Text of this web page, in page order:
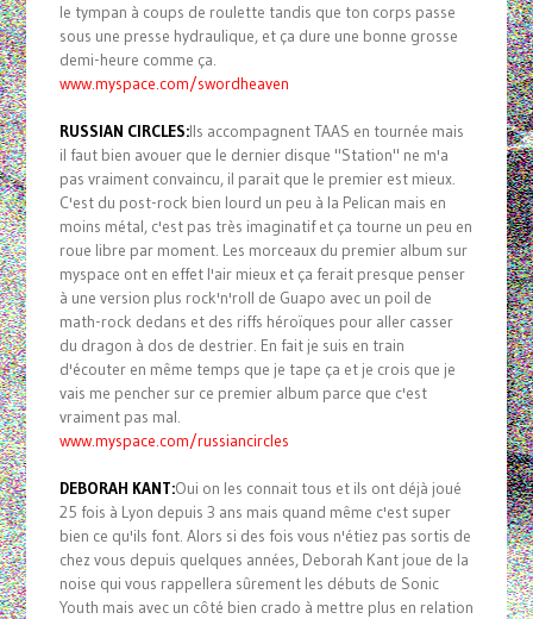
le tympan à coups de roulette tandis que ton corps passe
sous une presse hydraulique, et ça dure une bonne grosse
demi-heure comme ça.
www.myspace.com/swordheaven
RUSSIAN CIRCLES:Ils accompagnent TAAS en tournée mais
il faut bien avouer que le dernier disque "Station" ne m'a
pas vraiment convaincu, il parait que le premier est mieux.
C'est du post-rock bien lourd un peu à la Pelican mais en
moins métal, c'est pas très imaginatif et ça tourne un peu en
roue libre par moment. Les morceaux du premier album sur
myspace ont en effet l'air mieux et ça ferait presque penser
à une version plus rock'n'roll de Guapo avec un poil de
math-rock dedans et des riffs héroïques pour aller casser
du dragon à dos de destrier. En fait je suis en train
d'écouter en même temps que je tape ça et je crois que je
vais me pencher sur ce premier album parce que c'est
vraiment pas mal.
www.myspace.com/russiancircles
DEBORAH KANT:Oui on les connait tous et ils ont déjà joué
25 fois à Lyon depuis 3 ans mais quand même c'est super
bien ce qu'ils font. Alors si des fois vous n'étiez pas sortis de
chez vous depuis quelques années, Deborah Kant joue de la
noise qui vous rappellera sûrement les débuts de Sonic
Youth mais avec un côté bien crado à mettre plus en relation